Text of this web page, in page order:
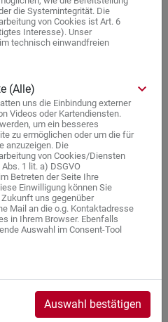
verschiedene Endgeräte
Darstellung des
(insbesondere im
mit assistiven
sich durch einen
Inhalte vorlesen lassen.
Barrierefreiheit zu
auf einen nicht-
sein, teilen Sie uns dies
mit.
für die
ist die
der Länder für die
die Systemintegrität. Die
von Cookies ist Art. 6
Interesse). Unser
technisch einwandfreien
(Alle) keyboard_arrow_down
uns die Einbindung externer
Videos oder Kartendiensten.
um ein besseres
zu ermöglichen oder um die für
anzuzeigen. Die
von Cookies/Diensten
1 lit. a) DSGVO
Betreten der Seite Ihre
Einwilligung können Sie
uns gegenüber
Mail an die o.g. Kontaktadresse
in Ihrem Browser. Ebenfalls
Auswahl im Consent-Tool
Auswahl bestätigen